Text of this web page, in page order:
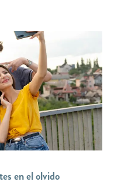
en el olvido